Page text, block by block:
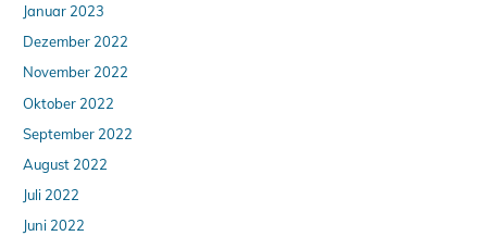
Januar 2023
Dezember 2022
November 2022
Oktober 2022
September 2022
August 2022
Juli 2022
Juni 2022